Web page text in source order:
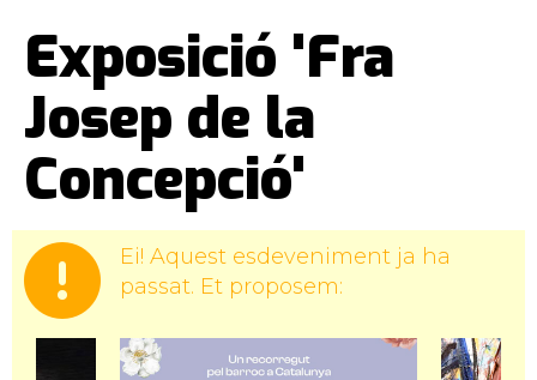
Exposició 'Fra
Josep de la
Concepció'
Ei! Aquest esdeveniment ja ha
passat. Et proposem: